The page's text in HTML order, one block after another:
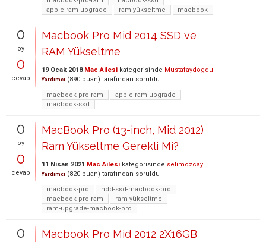
apple-ram-upgrade
ram-yükseltme macbook
0
oy
0
cevap
Macbook Pro Mid 2014 SSD ve
RAM Yükseltme
19 Ocak 2018 Mac Ailesi kategorisinde Mustafaydogdu
Yardımcı (890 puan) tarafından soruldu
macbook-pro-ram
apple-ram-upgrade
macbook-ssd
0
oy
0
cevap
MacBook Pro (13-inch, Mid 2012)
Ram Yükseltme Gerekli Mi?
11 Nisan 2021 Mac Ailesi kategorisinde selimozcay
Yardımcı (820 puan) tarafından soruldu
macbook-pro
hdd-ssd-macbook-pro
macbook-pro-ram
ram-yükseltme
ram-upgrade-macbook-pro
0
Macbook Pro Mid 2012 2X16GB